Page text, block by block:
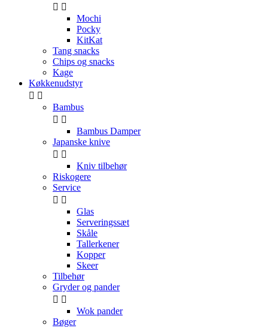
 
Mochi
Pocky
KitKat
Tang snacks
Chips og snacks
Kage
Køkkenudstyr
 
Bambus
 
Bambus Damper
Japanske knive
 
Kniv tilbehør
Riskogere
Service
 
Glas
Serveringssæt
Skåle
Tallerkener
Kopper
Skeer
Tilbehør
Gryder og pander
 
Wok pander
Bøger